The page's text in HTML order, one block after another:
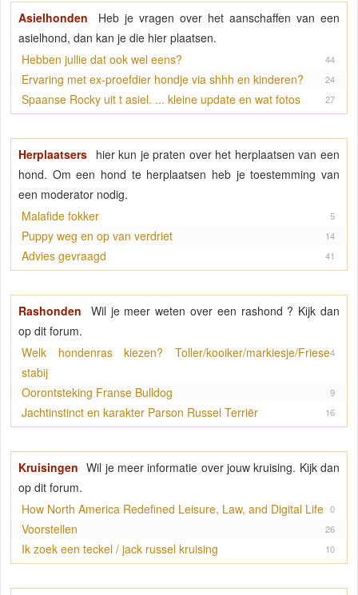
Asielhonden
Heb je vragen over het aanschaffen van een
asielhond, dan kan je die hier plaatsen.
44
Hebben jullie dat ook wel eens?
24
Ervaring met ex-proefdier hondje via shhh en kinderen?
27
Spaanse Rocky uit t asiel. ... kleine update en wat fotos
Herplaatsers hier kun je praten over het herplaatsen van een
hond. Om een hond te herplaatsen heb je toestemming van
een moderator nodig.
5
Malafide fokker
14
Puppy weg en op van verdriet
41
Advies gevraagd
Rashonden
Wil je meer weten over een rashond ? Kijk dan
op dit forum.
4
Welk hondenras kiezen? Toller/kooiker/markiesje/Friese
stabij
9
Oorontsteking Franse Bulldog
16
Jachtinstinct en karakter Parson Russel Terriër
Kruisingen Wil je meer informatie over jouw kruising. Kijk dan
op dit forum.
0
How North America Redefined Leisure, Law, and Digital Life
26
Voorstellen
10
Ik zoek een teckel / jack russel kruising